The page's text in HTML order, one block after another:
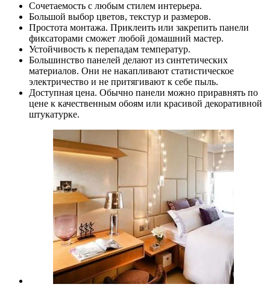
Сочетаемость с любым стилем интерьера.
Большой выбор цветов, текстур и размеров.
Простота монтажа. Приклеить или закрепить панели
фиксаторами сможет любой домашний мастер.
Устойчивость к перепадам температур.
Большинство панелей делают из синтетических
материалов. Они не накапливают статистическое
электричество и не притягивают к себе пыль.
Доступная цена. Обычно панели можно приравнять по
цене к качественным обоям или красивой декоративной
штукатурке.